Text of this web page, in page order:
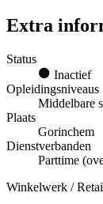
Extra
Status
Inactief
Opleidingsniveaus
Middelbare
Plaats
Gorinchem
Dienstverbanden
Parttime
Winkelwerk /